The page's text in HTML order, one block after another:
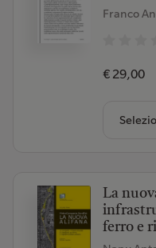
Franco
€ 29,00
La
ferro e